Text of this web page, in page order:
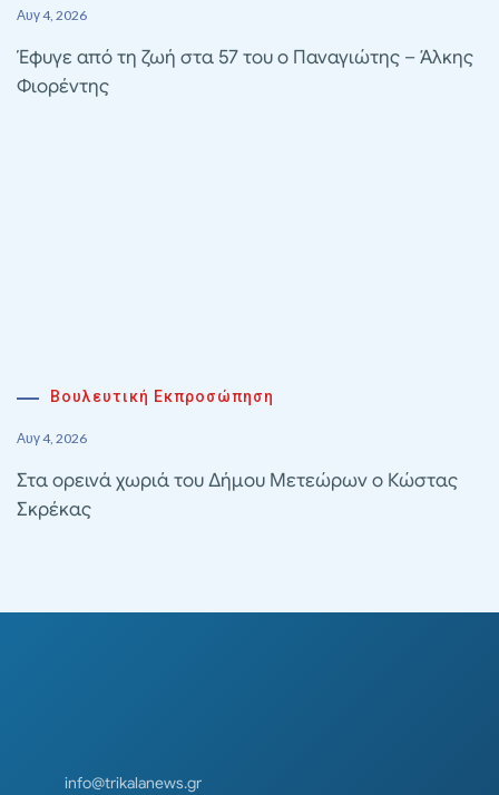
Αυγ 4, 2026
Έφυγε από τη ζωή στα 57 του ο Παναγιώτης – Άλκης
Φιορέντης
Βουλευτική Εκπροσώπηση
Αυγ 4, 2026
Στα ορεινά χωριά του Δήμου Μετεώρων ο Κώστας
Σκρέκας
info@trikalanews.gr